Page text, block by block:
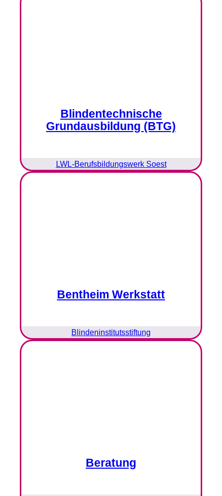
Blindentechnische
Grundausbildung (BTG)
LWL-Berufsbildungswerk Soest
Bentheim Werkstatt
Blindeninstitutsstiftung
Beratung